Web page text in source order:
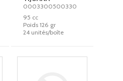
0003300500330
95 cc
Poids 126 gr
24 unités/boîte